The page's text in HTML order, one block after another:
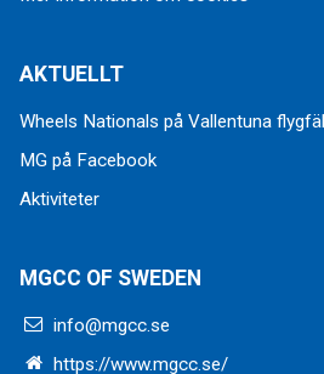
AKTUELLT
Wheels Nationals på Vallentuna
MG på Facebook
Aktiviteter
MGCC OF SWEDEN
info@mgcc.se
https://www.mgcc.se/